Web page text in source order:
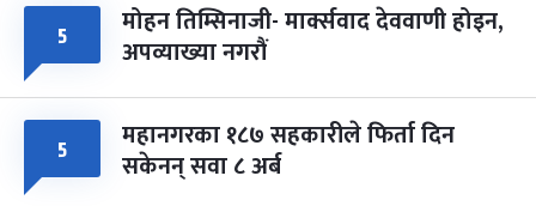
५ मोहन तिम्सिनाजी- मार्क्सवाद देववाणी होइन,
अपव्याख्या नगरौं
५ महानगरका १८७ सहकारीले फिर्ता दिन
सकेनन् सवा ८ अर्ब